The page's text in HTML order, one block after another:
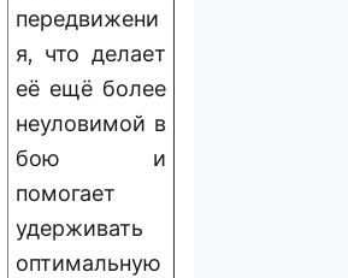
передвижени
я, что делает
её ещё более
неуловимой в
бою и
помогает
удерживать
оптимальную